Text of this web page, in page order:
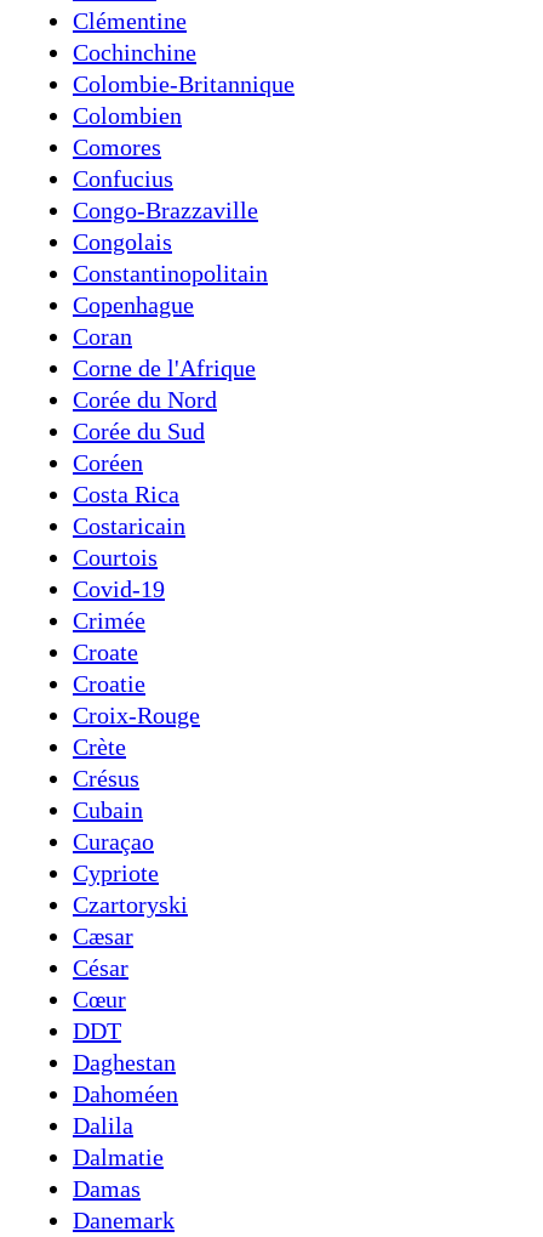
Clémentine
Cochinchine
Colombie-Britannique
Colombien
Comores
Confucius
Congo-Brazzaville
Congolais
Constantinopolitain
Copenhague
Coran
Corne de l'Afrique
Corée du Nord
Corée du Sud
Coréen
Costa Rica
Costaricain
Courtois
Covid-19
Crimée
Croate
Croatie
Croix-Rouge
Crète
Crésus
Cubain
Curaçao
Cypriote
Czartoryski
Cæsar
César
Cœur
DDT
Daghestan
Dahoméen
Dalila
Dalmatie
Damas
Danemark